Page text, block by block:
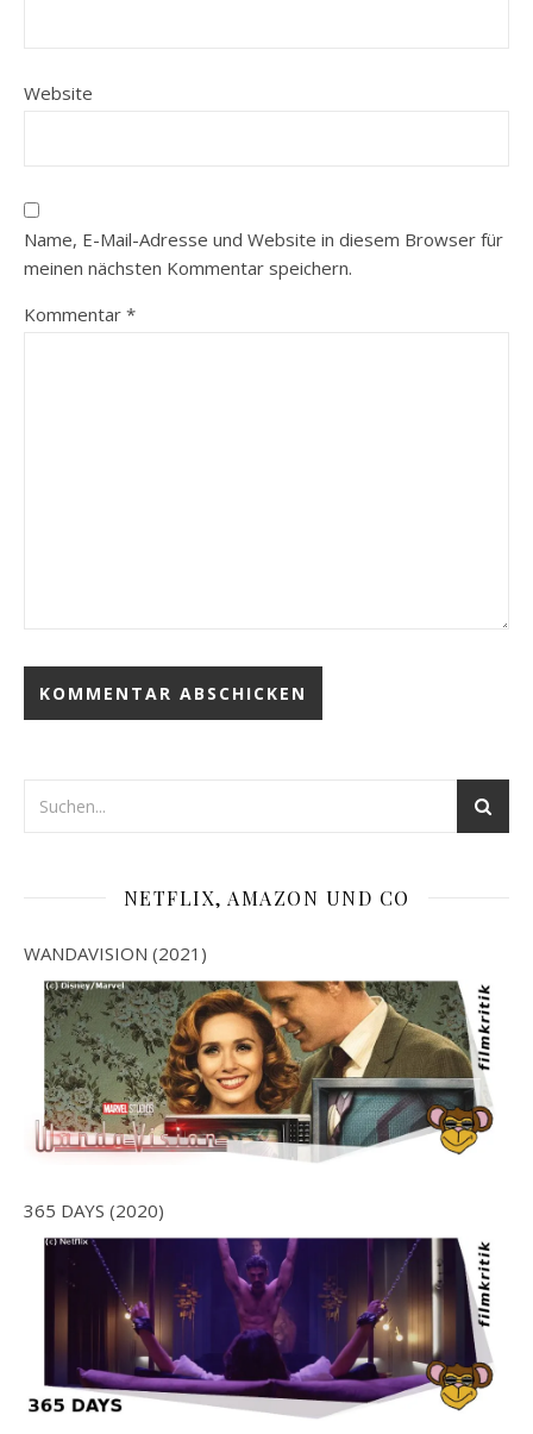
Website
Name, E-Mail-Adresse und Website in diesem Browser für
meinen nächsten Kommentar speichern.
Kommentar *
NETFLIX, AMAZON UND CO
WANDAVISION (2021)
365 DAYS (2020)